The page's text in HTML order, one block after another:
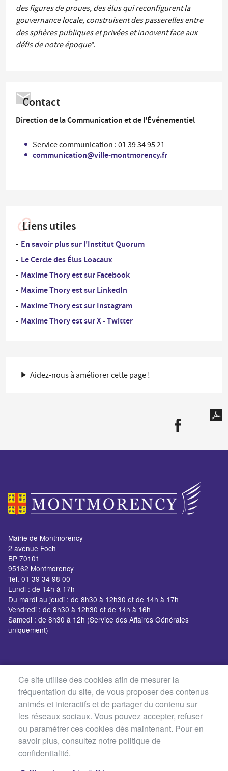
des figures de proues, des élus qui reconfigurent la
gouvernance locale, construisent des passerelles entre
des sphères publiques et privées et innovent face aux
défis de notre époque".
Contact
Direction de la Communication et de l'Événementiel
Service communication : 01 39 34 95 21
communication@ville-montmorency.fr
Liens utiles
En savoir plus sur l'Institut Quorum
Le Cercle des Élus Loacaux
Maxime Thory est sur Facebook
Maxime Thory est sur LinkedIn
Maxime Thory est sur Instagram
Maxime Thory est sur X - Twitter
Aidez-nous à améliorer cette page !
Mairie de Montmorency
2 avenue Foch
BP 70101
95162 Montmorency
Tél. 01 39 34 98 00
Lundi : de 14h à 17h
Du mardi au jeudi : de 8h30 à 12h30 et de 14h à 17h
Vendredi : de 8h30 à 12h30 et de 14h à 16h
Samedi : de 8h30 à 12h (Service des Affaires Générales
uniquement)
Ce site utilise des cookies afin de mesurer la
fréquentation du site, de vous proposer des contenus
animés et interactifs et de partager du contenu sur
les réseaux sociaux. Vous pouvez accepter, refuser
ou paramétrer ces cookies dès maintenant. Pour en
savoir plus, consultez notre politique de
confidentialité.